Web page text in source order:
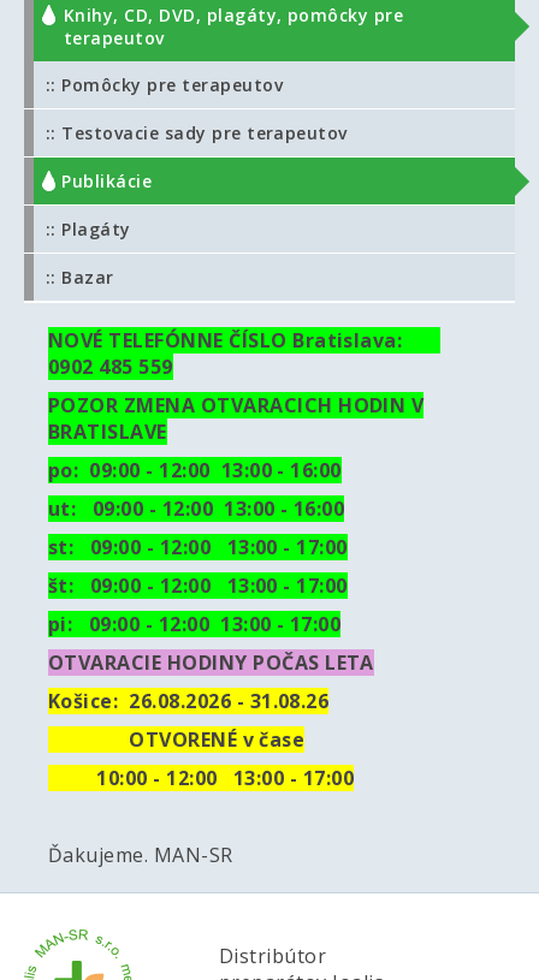
Knihy, CD, DVD, plagáty, pomôcky pre
terapeutov
:: Pomôcky pre terapeutov
:: Testovacie sady pre terapeutov
:: Publikácie
:: Plagáty
:: Bazar
NOVÉ TELEFÓNNE ČÍSLO Bratislava:
0902 485 559
POZOR ZMENA OTVARACICH HODIN V
BRATISLAVE
po: 09:00 - 12:00 13:00 - 16:00
ut: 09:00 - 12:00 13:00 - 16:00
st: 09:00 - 12:00 13:00 - 17:00
št: 09:00 - 12:00 13:00 - 17:00
pi: 09:00 - 12:00 13:00 - 17:00
OTVARACIE HODINY POČAS LETA
Košice: 26.08.2026 - 31.08.26
OTVORENÉ v čase
10:00 - 12:00 13:00 - 17:00
Ďakujeme. MAN-SR
Distribútor